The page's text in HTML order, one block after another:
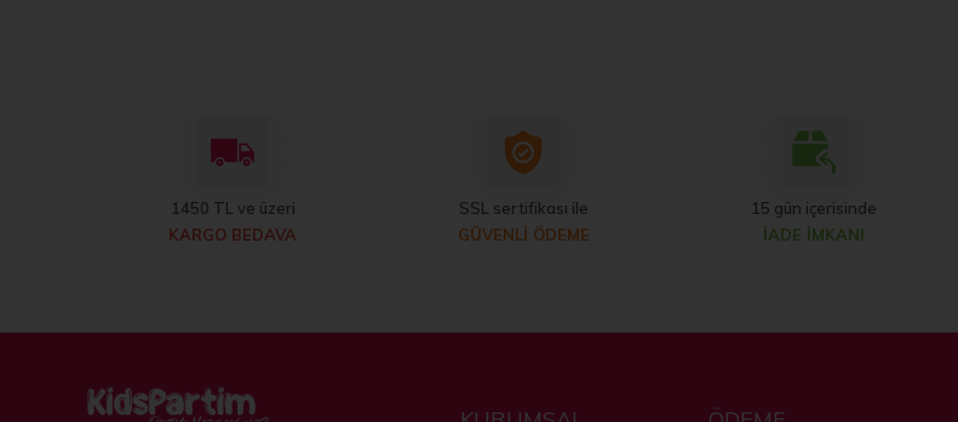
1450 TL ve üzeri
KARGO BEDAVA
SSL sertifikası ile
GÜVENLİ ÖDEME
15 gün içerisinde
İADE İMKANI